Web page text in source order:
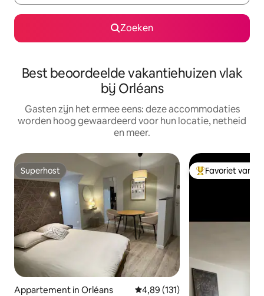
Zoeken
Best beoordeelde vakantiehuizen vlak
bij Orléans
Gasten zijn het ermee eens: deze accommodaties
worden hoog gewaardeerd voor hun locatie, netheid
en meer.
Superhost
Superhost
Appartement in Orléans Gemiddelde beoordeling van
4,89 (131)
Topfavoriet van
Favoriet van